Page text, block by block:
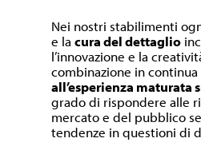
Nei nostri stabilimenti
e lacura del dettaglio
l’innovazione e la
combinazione in
all’esperienza maturata
grado di rispondere alle
mercato e del pubblico
tendenze in questioni di